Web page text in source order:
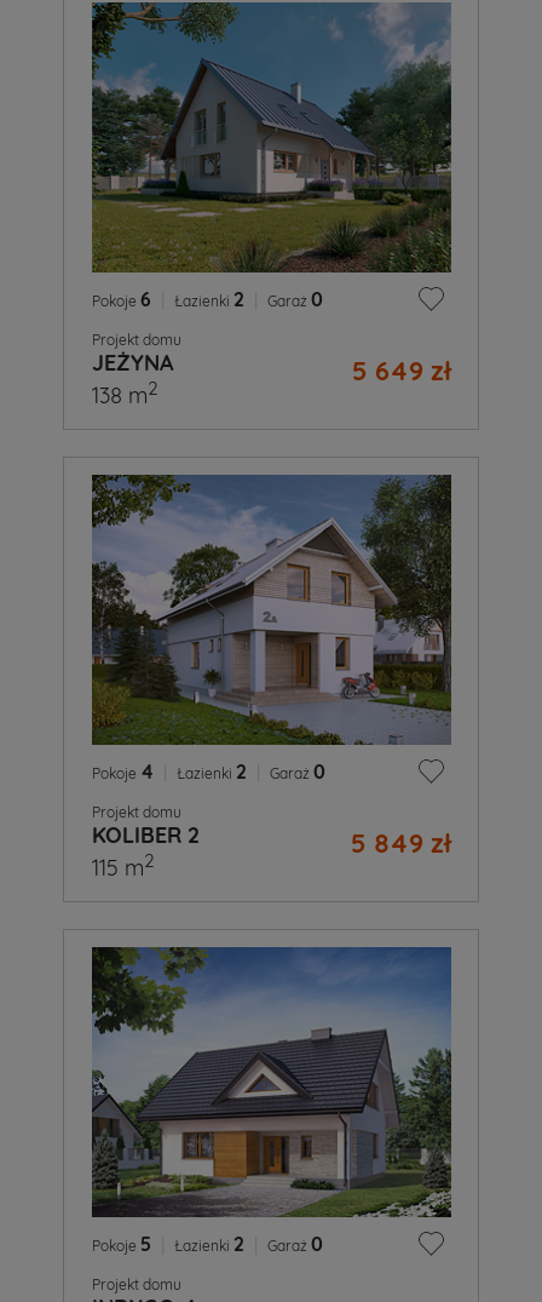
Pokoje 6 Łazienki 2 Garaż 0
Projekt domu
JEŻYNA 5 649 zł
138 m2
Pokoje 4 Łazienki 2 Garaż 0
Projekt domu
KOLIBER 2 5 849 zł
115 m2
Pokoje 5 Łazienki 2 Garaż 0
Projekt domu